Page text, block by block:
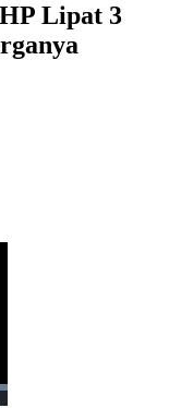
Lipat 3